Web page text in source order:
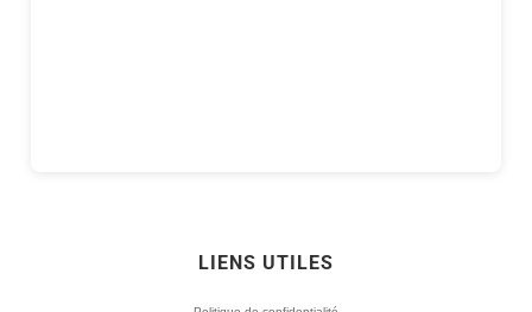
LIENS UTILES